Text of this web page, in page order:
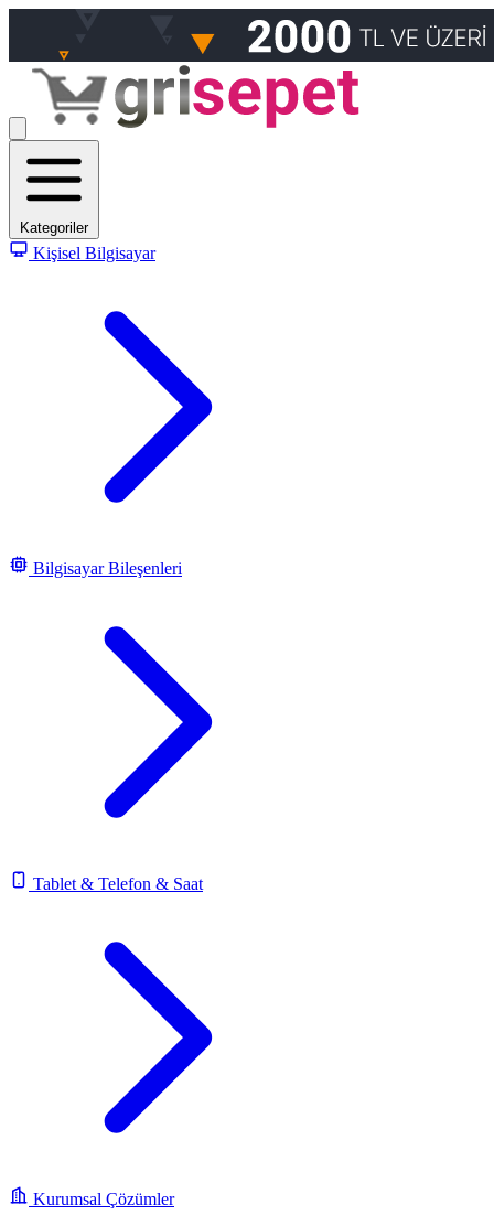
Kategoriler
Kişisel Bilgisayar
Bilgisayar Bileşenleri
Tablet & Telefon & Saat
Kurumsal Çözümler